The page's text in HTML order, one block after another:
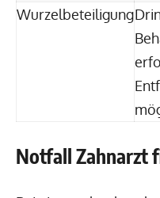
Wurzelbeteiligung
Notfall Zahnarzt